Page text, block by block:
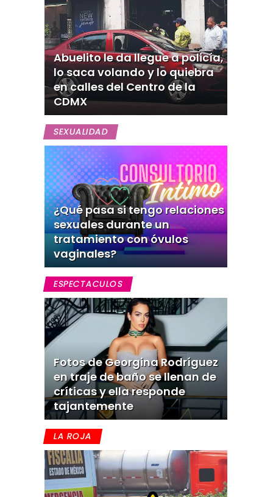
Abuelito le da llegue a policía,
lo saca volando y lo quiebra
en calles del Centro de la
CDMX
SEXUALIDAD
¿Qué pasa si tengo relaciones
sexuales durante un
tratamiento con óvulos
vaginales?
ESPECTACULOS
Fotos de Georgina Rodríguez
en traje de baño se llenan de
críticas y ella responde
tajantemente
LA ROJA